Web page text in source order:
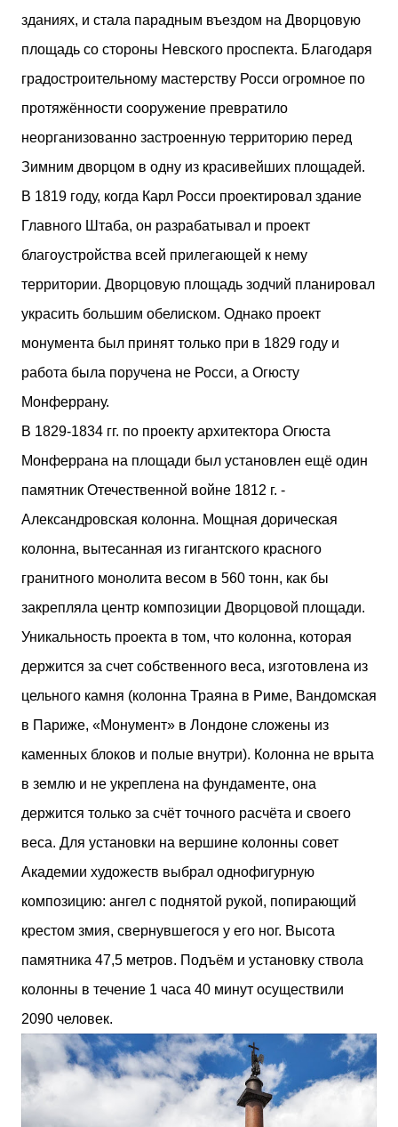
зданиях, и стала парадным въездом на Дворцовую
площадь со стороны Невского проспекта. Благодаря
градостроительному мастерству Росси огромное по
протяжённости сооружение превратило
неорганизованно застроенную территорию перед
Зимним дворцом в одну из красивейших площадей.
В 1819 году, когда Карл Росси проектировал здание
Главного Штаба, он разрабатывал и проект
благоустройства всей прилегающей к нему
территории. Дворцовую площадь зодчий планировал
украсить большим обелиском. Однако проект
монумента был принят только при в 1829 году и
работа была поручена не Росси, а Огюсту
Монферрану.
В 1829-1834 гг. по проекту архитектора Огюста
Монферрана на площади был установлен ещё один
памятник Отечественной войне 1812 г. -
Александровская колонна. Мощная дорическая
колонна, вытесанная из гигантского красного
гранитного монолита весом в 560 тонн, как бы
закрепляла центр композиции Дворцовой площади.
Уникальность проекта в том, что колонна, которая
держится за счет собственного веса, изготовлена из
цельного камня (колонна Траяна в Риме, Вандомская
в Париже, «Монумент» в Лондоне сложены из
каменных блоков и полые внутри). Колонна не врыта
в землю и не укреплена на фундаменте, она
держится только за счёт точного расчёта и своего
веса. Для установки на вершине колонны совет
Академии художеств выбрал однофигурную
композицию: ангел с поднятой рукой, попирающий
крестом змия, свернувшегося у его ног. Высота
памятника 47,5 метров. Подъём и установку ствола
колонны в течение 1 часа 40 минут осуществили
2090 человек.